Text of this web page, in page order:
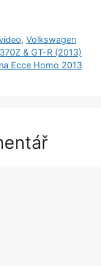
,Volkswagen
& GT-R (2013)
Ecce Homo 2013